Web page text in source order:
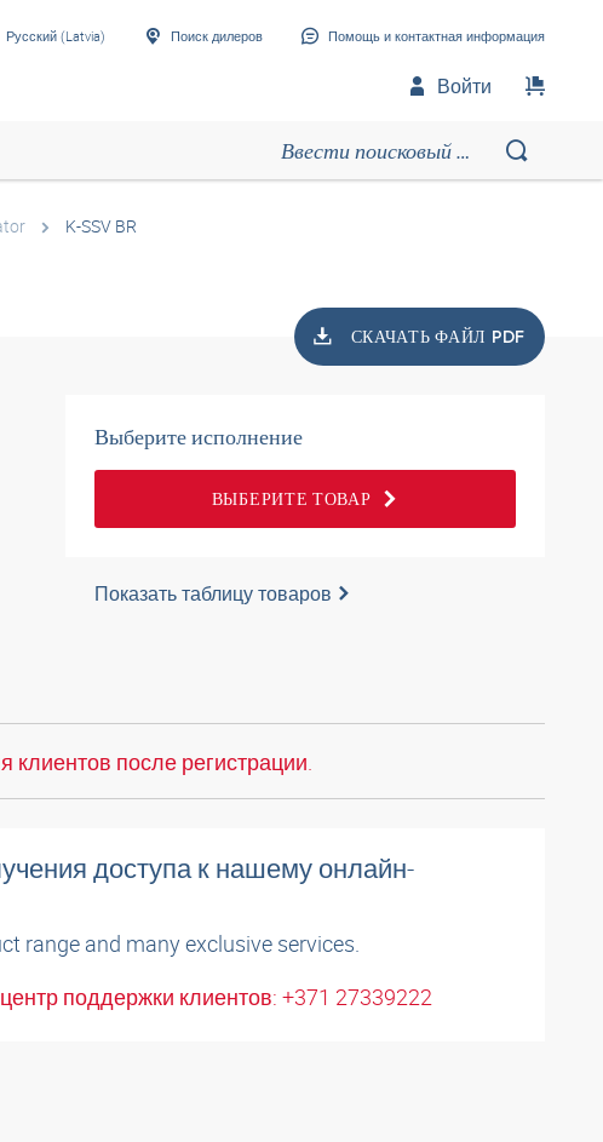
Русский (Latvia) Поиск дилеров Помощь и контактная информация
Войти
K-SSV BR
СКАЧАТЬ ФАЙЛ PDF
Выберите исполнение
ВЫБЕРИТЕ ТОВАР
Показать таблицу товаров
после регистрации.
доступа к нашему онлайн-
range and many exclusive services.
поддержки клиентов: +371 27339222